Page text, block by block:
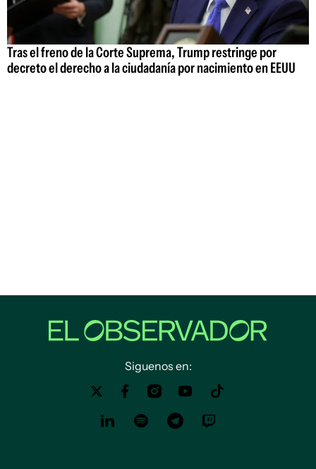
Tras el freno de la Corte Suprema, Trump restringe por
decreto el derecho a la ciudadanía por nacimiento en EEUU
Siguenos en: